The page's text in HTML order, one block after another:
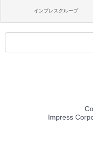
インプレスグループ
Impress